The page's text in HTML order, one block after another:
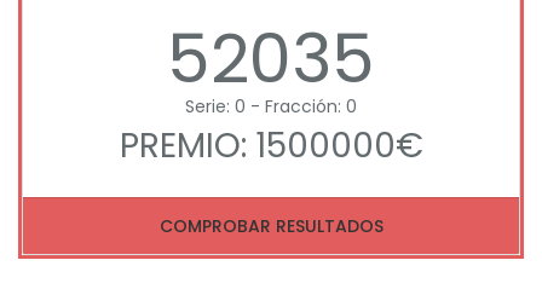
52035
Serie: 0 - Fracción: 0
PREMIO: 1500000€
COMPROBAR RESULTADOS